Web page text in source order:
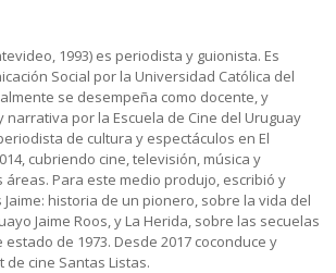
1993) es periodista y guionista. Es
Social por la Universidad Católica del
se desempeña como docente, y
narrativa por la Escuela de Cine del Uruguay
de cultura y espectáculos en El
cubriendo cine, televisión, música y
Para este medio produjo, escribió y
historia de un pionero, sobre la vida del
Jaime Roos, y La Herida, sobre las secuelas
de 1973. Desde 2017 coconduce y
cine Santas Listas.